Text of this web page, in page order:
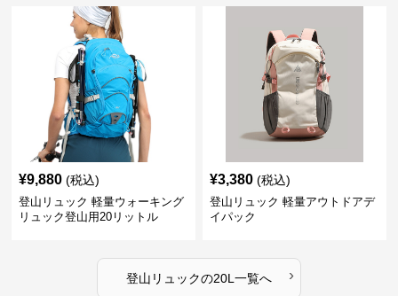
¥9,880 (税込)
登山リュック 軽量ウォーキング
リュック登山用20リットル
¥3,380 (税込)
登山リュック 軽量アウトドアデ
イパック
登山リュックの20L 一覧へ ›